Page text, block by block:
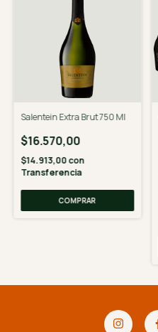
Salentein Extra Brut 750 Ml
$16.570,00
$14.913,00con
Transferencia